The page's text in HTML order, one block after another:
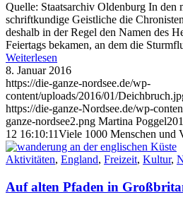
Quelle: Staatsarchiv Oldenburg In den
schriftkundige Geistliche die
deshalb in der Regel den Namen des
Feiertags bekamen, an dem die
Weiterlesen
8. Januar 2016
https://die-ganze-nordsee.de/wp-
content/uploads/2016/01/
https://die-ganze-Nordsee.de/wp-
ganze-nordsee2.png Martina Poggel
12 16:10:11Viele 1000 Menschen und
Aktivitäten, England, Freizeit, Kultur,
Auf alten Pfaden in